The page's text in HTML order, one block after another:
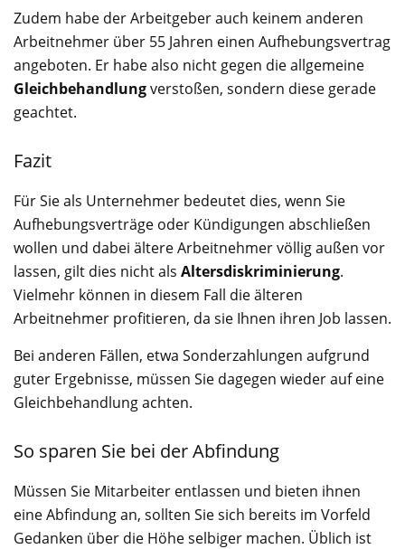
Zudem habe der Arbeitgeber auch keinem anderen
Arbeitnehmer über 55 Jahren einen Aufhebungsvertrag
angeboten. Er habe also nicht gegen die allgemeine
Gleichbehandlungverstoßen, sondern diese gerade
geachtet.
Fazit
Für Sie als Unternehmer bedeutet dies, wenn Sie
Aufhebungsverträge oder Kündigungen abschließen
wollen und dabei ältere Arbeitnehmer völlig außen vor
lassen, gilt dies nicht als Altersdiskriminierung.
Vielmehr können in diesem Fall die älteren
Arbeitnehmer profitieren, da sie Ihnen ihren Job lassen.
Bei anderen Fällen, etwa Sonderzahlungen aufgrund
guter Ergebnisse, müssen Sie dagegen wieder auf eine
Gleichbehandlung achten.
So sparen Sie bei der Abfindung
Müssen Sie Mitarbeiter entlassen und bieten ihnen
eine Abfindung an, sollten Sie sich bereits im Vorfeld
Gedanken über die Höhe selbiger machen. Üblich ist